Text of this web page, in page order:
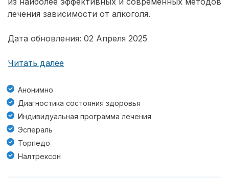
лечения зависимости от алкоголя.
Дата обновления: 02 Апреля 2025
Читать далее
Анонимно
Диагностика состояния здоровья
Индивидуальная программа лечения
Эспераль
Торпедо
Налтрексон